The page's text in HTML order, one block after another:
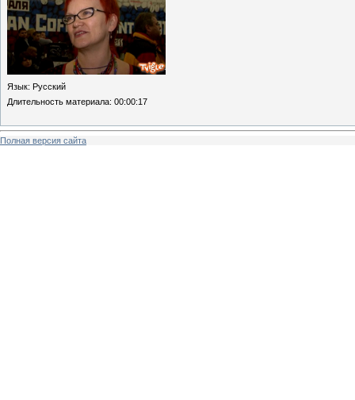
Язык: Русский
Длительность материала: 00:00:17
Полная версия сайта